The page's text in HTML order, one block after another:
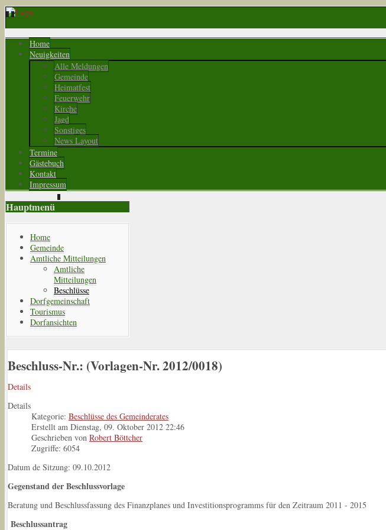
Home
Neuigkeiten
Alle Meldungen
Gemeinde
Heimatfest
Feuerwehr
Kirche
Jagd
Sonstiges
News Layout
Termine
Gästebuch
Kontakt
Impressum
Hauptmenü
Home
Gemeinde
Amtliche Mitteilungen
Amtliche
Mitteilungen
Beschlüsse
Dorfgemeinschaft
Tourismus
Dorfansichten
Beschluss-Nr.: (Vorlagen-Nr. 2012/0018)
Details
Details
Kategorie: Beschlüsse des Gemeinderates
Erstellt am Dienstag, 09. Oktober 2012 22:46
Geschrieben von Robert Böttcher
Zugriffe: 6054
Datum de Sitzung: 09.10.2012
Gegenstand der Beschlussvorlage
Beratung und Beschlussfassung des Finanzplanes und Investitionsprogramms für den Zeitraum 2011 - 2015
Beschlussantrag